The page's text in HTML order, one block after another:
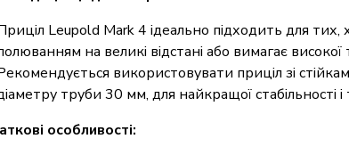
Leupold Mark 4 ідеально підходить для тих,
на великі відстані або вимагає високої
використовувати приціл зі
труби 30 мм, для найкращої стабільності і
особливості: